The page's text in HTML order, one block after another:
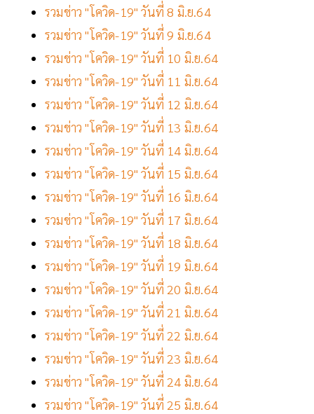
รวมข่าว "โควิด-19" วันที่ 8 มิ.ย.64
รวมข่าว "โควิด-19" วันที่ 9 มิ.ย.64
รวมข่าว "โควิด-19" วันที่ 10 มิ.ย.64
รวมข่าว "โควิด-19" วันที่ 11 มิ.ย.64
รวมข่าว "โควิด-19" วันที่ 12 มิ.ย.64
รวมข่าว "โควิด-19" วันที่ 13 มิ.ย.64
รวมข่าว "โควิด-19" วันที่ 14 มิ.ย.64
รวมข่าว "โควิด-19" วันที่ 15 มิ.ย.64
รวมข่าว "โควิด-19" วันที่ 16 มิ.ย.64
รวมข่าว "โควิด-19" วันที่ 17 มิ.ย.64
รวมข่าว "โควิด-19" วันที่ 18 มิ.ย.64
รวมข่าว "โควิด-19" วันที่ 19 มิ.ย.64
รวมข่าว "โควิด-19" วันที่ 20 มิ.ย.64
รวมข่าว "โควิด-19" วันที่ 21 มิ.ย.64
รวมข่าว "โควิด-19" วันที่ 22 มิ.ย.64
รวมข่าว "โควิด-19" วันที่ 23 มิ.ย.64
รวมข่าว "โควิด-19" วันที่ 24 มิ.ย.64
รวมข่าว "โควิด-19" วันที่ 25 มิ.ย.64